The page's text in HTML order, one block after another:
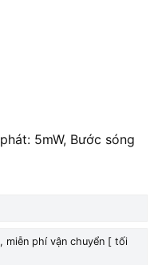
5mW, Bước sóng
, miễn phí vận chuyển [ tối